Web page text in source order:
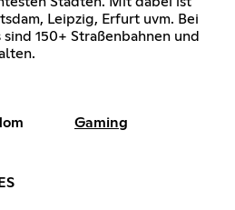
Leipzig, Erfurt uvm. Bei
150+ Straßenbahnen und
Gaming